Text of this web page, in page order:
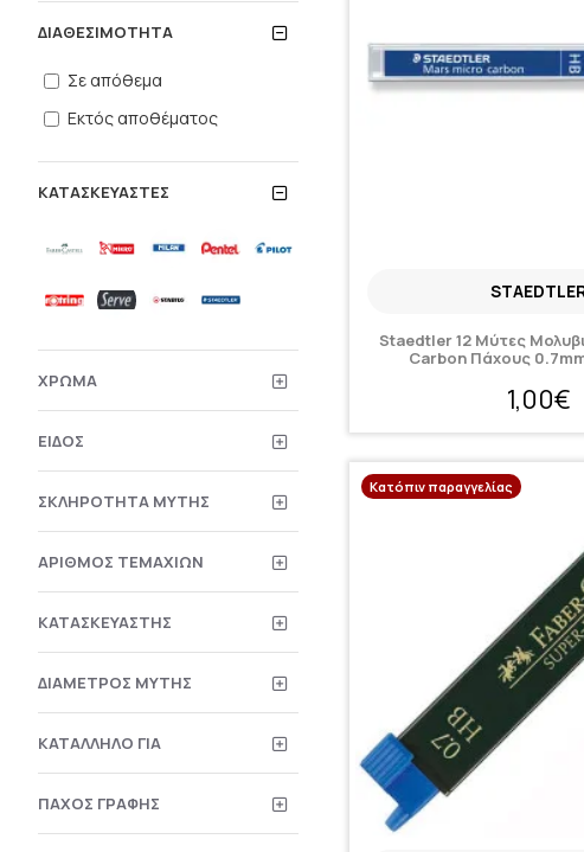
ΚΑΤΑΣΚΕΥΑΣΤΈΣ
ΧΡΏΜΑ
ΕΊΔΟΣ
ΣΚΛΗΡΌΤΗΤΑ ΜΎΤΗΣ
ΑΡΙΘΜΌΣ ΤΕΜΑΧΊΩΝ
ΚΑΤΑΣΚΕΥΑΣΤΉΣ
ΔΙΆΜΕΤΡΟΣ ΜΎΤΗΣ
ΚΑΤΆΛΛΗΛΟ ΓΙΑ
ΠΆΧΟΣ ΓΡΑΦΉΣ
ΔΙΑΘΕΣΙΜΌΤΗΤΑ
Σε απόθεμα
Εκτός αποθέματος
Staedtler 12 Μύτες
Carbon Πάχους
1,00€
Κατόπιν παραγγελίας